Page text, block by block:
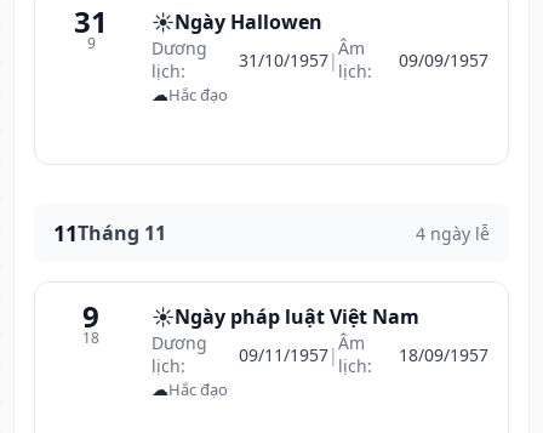
31
9
☀️Ngày Hallowen
Dương
lịch:
31/10/1957|Âm
lịch:
09/09/1957
☁Hắc đạo
11Tháng 11 4 ngày lễ
9
18
☀️Ngày pháp luật Việt Nam
Dương
lịch:
09/11/1957|Âm
lịch:
18/09/1957
☁Hắc đạo